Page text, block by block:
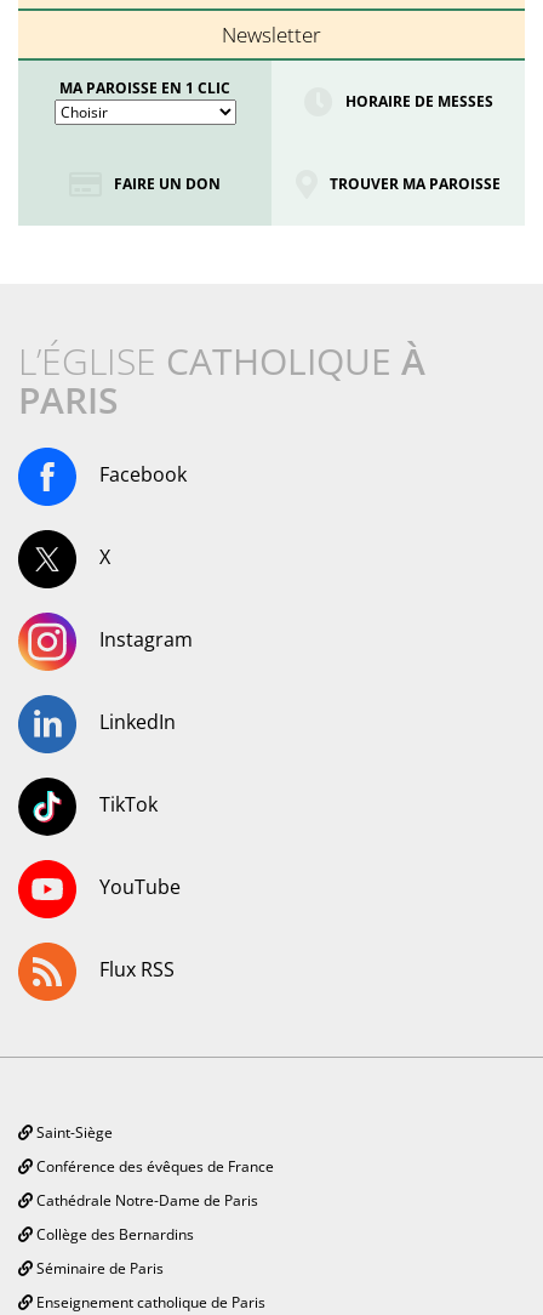
Newsletter
MA PAROISSE EN 1 CLIC
HORAIRE DE MESSES
FAIRE UN DON TROUVER MA PAROISSE
L’ÉGLISE CATHOLIQUE À
PARIS
Facebook
X
Instagram
LinkedIn
TikTok
YouTube
Flux RSS
Saint-Siège
Conférence des évêques de France
Cathédrale Notre-Dame de Paris
Collège des Bernardins
Séminaire de Paris
Enseignement catholique de Paris